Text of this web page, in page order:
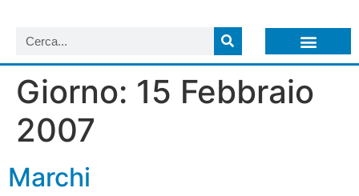
Giorno: 15 Febbraio
2007
Marchi